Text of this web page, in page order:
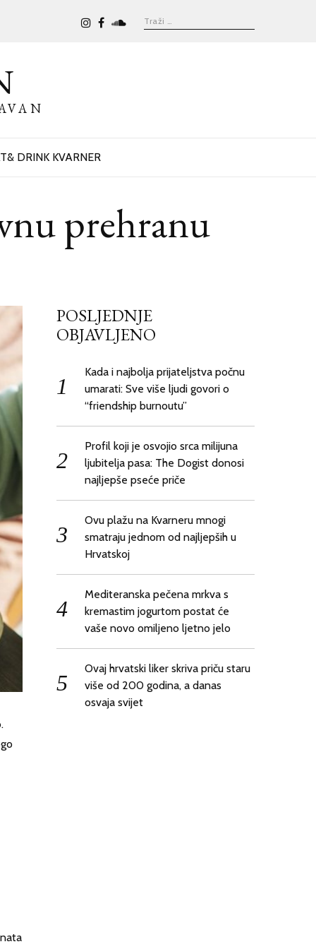
DRINK KVARNER
prehranu
POSLJEDNJE
OBJAVLJENO
Kada i najbolja prijateljstva počnu
umarati: Sve više ljudi govori o
“friendship burnoutu”
Profil koji je osvojio srca milijuna
ljubitelja pasa: The Dogist donosi
najljepše pseće priče
Ovu plažu na Kvarneru mnogi
smatraju jednom od najljepših u
Hrvatskoj
Mediteranska pečena mrkva s
kremastim jogurtom postat će
vaše novo omiljeno ljetno jelo
Ovaj hrvatski liker skriva priču staru
više od 200 godina, a danas
osvaja svijet